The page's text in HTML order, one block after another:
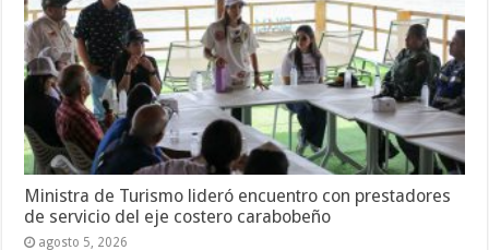
Ministra de Turismo lideró encuentro con prestadores
de servicio del eje costero carabobeño
agosto 5, 2026